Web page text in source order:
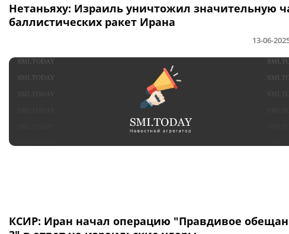
Нетаньяху: Израиль уничтожил значительную
баллистических ракет Ирана
13-06-
КСИР: Иран начал операцию "Правдивое